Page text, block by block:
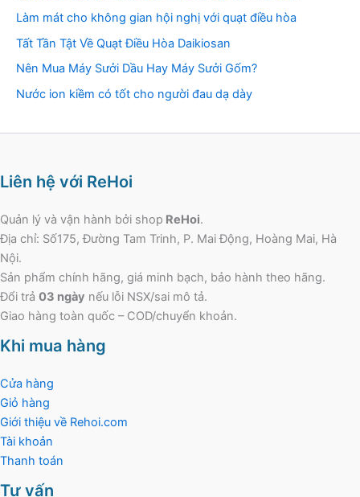
Làm mát cho không gian hội nghị với quạt điều hòa
Tất Tần Tật Về Quạt Điều Hòa Daikiosan
Nên Mua Máy Sưởi Dầu Hay Máy Sưởi Gốm?
Nước ion kiềm có tốt cho người đau dạ dày
Liên hệ với ReHoi
Quản lý và vận hành bởi shop ReHoi.
Địa chỉ: Số175, Đường Tam Trinh, P. Mai Động, Hoàng Mai, Hà
Nội.
Sản phẩm chính hãng, giá minh bạch, bảo hành theo hãng.
Đổi trả 03 ngày nếu lỗi NSX/sai mô tả.
Giao hàng toàn quốc – COD/chuyển khoản.
Khi mua hàng
Cửa hàng
Giỏ hàng
Giới thiệu về Rehoi.com
Tài khoản
Thanh toán
Tư vấn